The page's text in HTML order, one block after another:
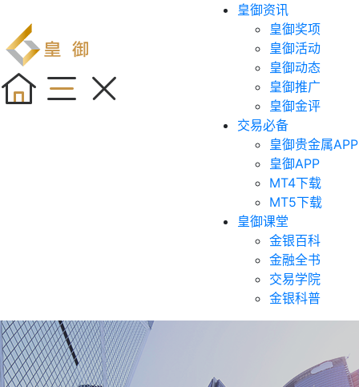
皇御资讯
皇御奖项
皇御活动
皇御动态
皇御推广
皇御金评
交易必备
皇御贵金属APP
皇御APP
MT4下载
MT5下载
皇御课堂
金银百科
金融全书
交易学院
金银科普